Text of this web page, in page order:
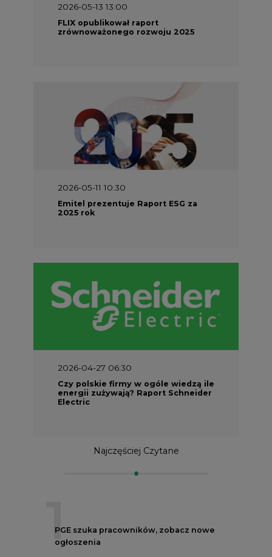
2026-05-13 13:00
FLIX opublikował raport
zrównoważonego rozwoju 2025
2026-05-11 10:30
Emitel prezentuje Raport ESG za
2025 rok
2026-04-27 06:30
Czy polskie firmy w ogóle wiedzą ile
energii zużywają? Raport Schneider
Electric
Najczęściej Czytane
1
PGE szuka pracowników, zobacz nowe
ogłoszenia